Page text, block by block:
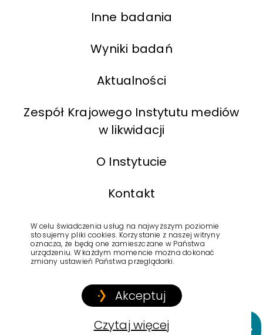
Inne badania
Wyniki badań
Aktualności
Zespół Krajowego Instytutu mediów
w likwidacji
O Instytucie
Kontakt
BIP
Polityka Prywatności
Copyright © 2022Krajowy Instytut Mediów
W celu świadczenia usług na najwyższym poziomie
stosujemy pliki cookies. Korzystanie z naszej witryny
oznacza, że będą one zamieszczane w Państwa
urządzeniu. W każdym momencie można dokonać
zmiany ustawień Państwa przeglądarki.
Akceptuj
Czytaj więcej